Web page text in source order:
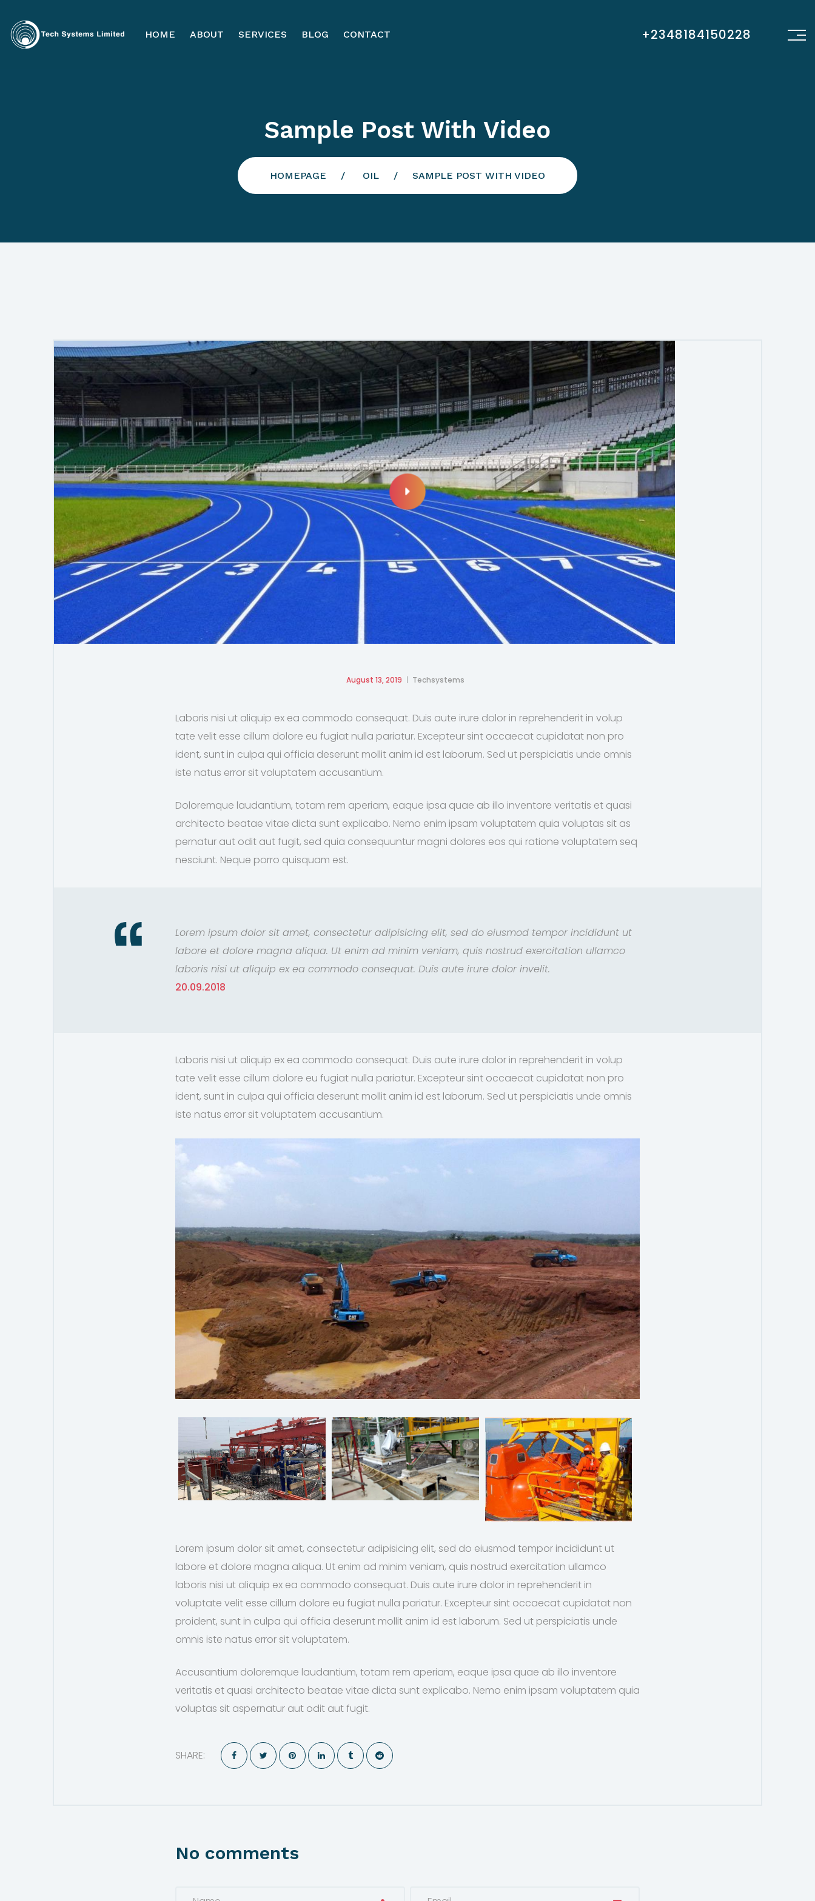
HOME ABOUT SERVICES BLOG CONTACT +2348184150228
Sample Post With Video
HOMEPAGE OIL SAMPLE POST WITH VIDEO
August 13, 2019 Techsystems
Laboris nisi ut aliquip ex ea commodo consequat. Duis aute irure dolor in reprehenderit in volup
tate velit esse cillum dolore eu fugiat nulla pariatur. Excepteur sint occaecat cupidatat non pro
ident, sunt in culpa qui officia deserunt mollit anim id est laborum. Sed ut perspiciatis unde omnis
iste natus error sit voluptatem accusantium.
Doloremque laudantium, totam rem aperiam, eaque ipsa quae ab illo inventore veritatis et quasi
architecto beatae vitae dicta sunt explicabo. Nemo enim ipsam voluptatem quia voluptas sit as
pernatur aut odit aut fugit, sed quia consequuntur magni dolores eos qui ratione voluptatem seq
nesciunt. Neque porro quisquam est.
Lorem ipsum dolor sit amet, consectetur adipisicing elit, sed do eiusmod tempor incididunt ut
labore et dolore magna aliqua. Ut enim ad minim veniam, quis nostrud exercitation ullamco
laboris nisi ut aliquip ex ea commodo consequat. Duis aute irure dolor invelit.
20.09.2018
Laboris nisi ut aliquip ex ea commodo consequat. Duis aute irure dolor in reprehenderit in volup
tate velit esse cillum dolore eu fugiat nulla pariatur. Excepteur sint occaecat cupidatat non pro
ident, sunt in culpa qui officia deserunt mollit anim id est laborum. Sed ut perspiciatis unde omnis
iste natus error sit voluptatem accusantium.
Lorem ipsum dolor sit amet, consectetur adipisicing elit, sed do eiusmod tempor incididunt ut
labore et dolore magna aliqua. Ut enim ad minim veniam, quis nostrud exercitation ullamco
laboris nisi ut aliquip ex ea commodo consequat. Duis aute irure dolor in reprehenderit in
voluptate velit esse cillum dolore eu fugiat nulla pariatur. Excepteur sint occaecat cupidatat non
proident, sunt in culpa qui officia deserunt mollit anim id est laborum. Sed ut perspiciatis unde
omnis iste natus error sit voluptatem.
Accusantium doloremque laudantium, totam rem aperiam, eaque ipsa quae ab illo inventore
veritatis et quasi architecto beatae vitae dicta sunt explicabo. Nemo enim ipsam voluptatem quia
voluptas sit aspernatur aut odit aut fugit.
SHARE:
No comments